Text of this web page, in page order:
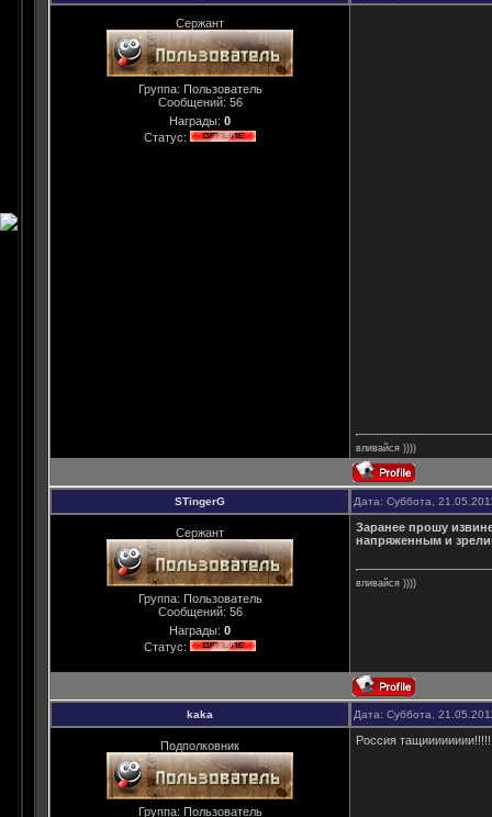
Сержант
Группа: Пользователь
Сообщений: 56
Награды: 0
Статус:
вливайся ))))
STingerG Дата: Суббота,
Сержант
Группа: Пользователь
Сообщений: 56
Награды: 0
Статус:
Заранее прошу
напряженным и
вливайся ))))
kaka Дата: Суббота,
Подполковник
Группа: Пользователь
Россия